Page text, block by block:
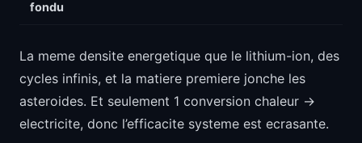
fondu
La meme densite energetique que le lithium-ion, des
cycles infinis, et la matiere premiere jonche les
asteroides. Et seulement 1 conversion chaleur ->
electricite, donc l’efficacite systeme est ecrasante.